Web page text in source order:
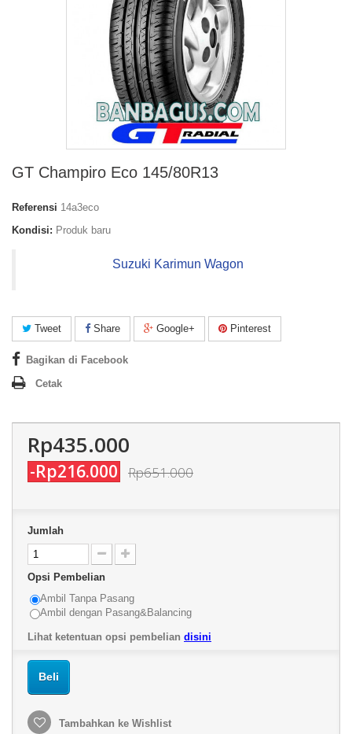
GT Champiro Eco 145/80R13
Referensi 14a3eco
Kondisi: Produk baru
Suzuki Karimun Wagon
Tweet Share Google+ Pinterest
Bagikan di Facebook
Cetak
Rp435.000
-Rp216.000 Rp651.000
Jumlah
Opsi Pembelian
Ambil Tanpa Pasang
Ambil dengan Pasang&Balancing
Lihat ketentuan opsi pembelian disini
Beli
Tambahkan ke Wishlist